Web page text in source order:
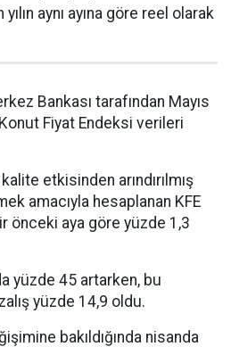
aynı ayına göre reel olarak
Bankası tarafından Mayıs
Fiyat Endeksi verileri
etkisinden arındırılmış
amacıyla hesaplanan KFE
önceki aya göre yüzde 1,3
yüzde 45 artarken, bu
yüzde 14,9 oldu.
bakıldığında nisanda